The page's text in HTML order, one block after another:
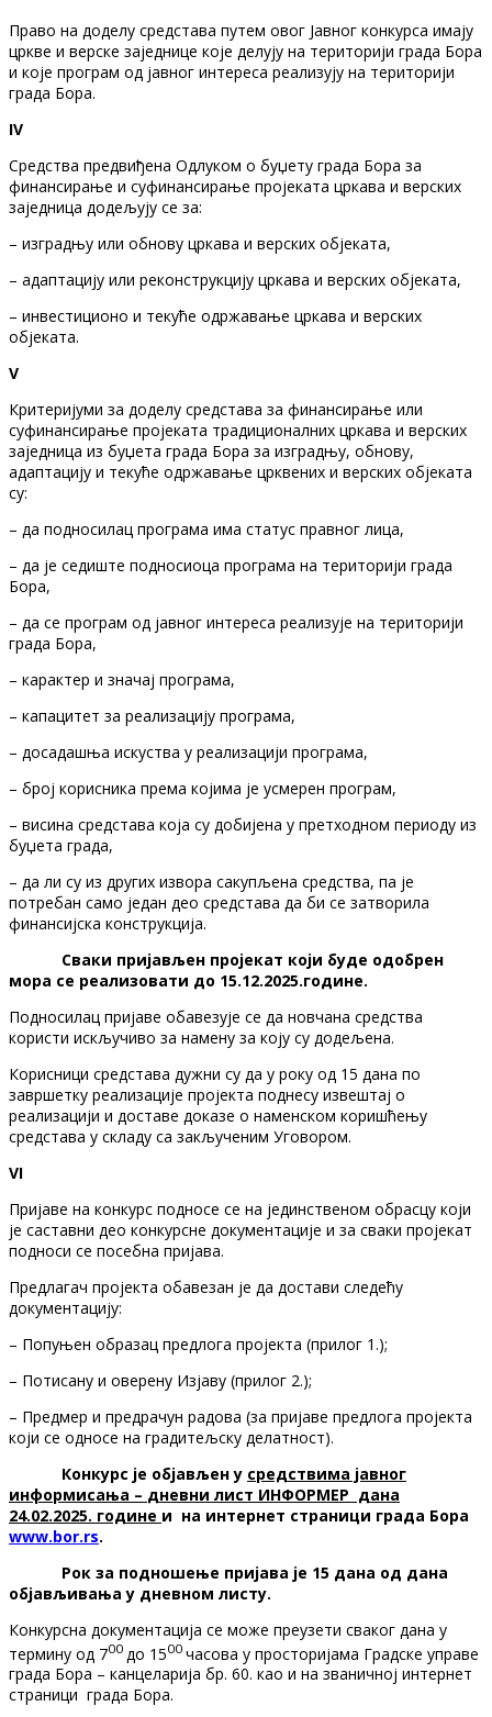
Право на доделу средстава путем овог Јавног конкурса имају
цркве и верске заједнице које делују на територији града Бора
и које програм од јавног интереса реализују на територији
града Бора.
IV
Средства предвиђена Одлуком о буџету града Бора за
финансирање и суфинансирање пројеката цркава и верских
заједница додељују се за:
– изградњу или обнову цркава и верских објеката,
– адаптацију или реконструкцију цркава и верских објеката,
– инвестиционо и текуће одржавање цркава и верских
објеката.
V
Критеријуми за доделу средстава за финансирање или
суфинансирање пројеката традиционалних цркава и верских
заједница из буџета града Бора за изградњу, обнову,
адаптацију и текуће одржавање црквених и верских објеката
су:
– да подносилац програма има статус правног лица,
– да је седиште подносиоца програма на територији града
Бора,
– да се програм од јавног интереса реализује на територији
града Бора,
– карактер и значај програма,
– капацитет за реализацију програма,
– досадашња искуства у реализацији програма,
– број корисника према којима је усмерен програм,
– висина средстава која су добијена у претходном периоду из
буџета града,
– да ли су из других извора сакупљена средства, па је
потребан само један део средстава да би се затворила
финансијска конструкција.
Сваки пријављен пројекат који буде одобрен
мора се реализовати до 15.12.2025.године.
Подносилац пријаве обавезује се да новчана средства
користи искључиво за намену за коју су додељена.
Корисници средстава дужни су да у року од 15 дана по
завршетку реализације пројекта поднесу извештај о
реализацији и доставе доказе о наменском коришћењу
средстава у складу са закљученим Уговором.
VI
Пријаве на конкурс подносе се на јединственом обрасцу који
је саставни део конкурсне документације и за сваки пројекат
подноси се посебна пријава.
Предлагач пројекта обавезан је да достави следећу
документацију:
– Попуњен образац предлога пројекта (прилог 1.);
– Потисану и оверену Изјаву (прилог 2.);
– Предмер и предрачун радова (за пријаве предлога пројекта
који се односе на градитељску делатност).
Конкурс је објављен у средствима јавног
информисања – дневни лист ИНФОРМЕР дана
24.02.2025. године и на интернет страници града Бора
www.bor.rs.
Рок за подношење пријава је 15 дана од дана
објављивања у дневном листу.
Конкурсна документација се може преузети сваког дана у
термину од 700 до 1500 часова у просторијама Градске управе
града Бора – канцеларија бр. 60. као и на званичној интернет
страници града Бора.